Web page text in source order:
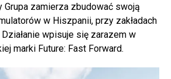
Grupa zamierza zbudować swoją
w Hiszpanii, przy zakładach
wpisuje się zarazem w
marki Future: Fast Forward.